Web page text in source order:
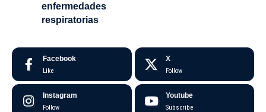
enfermedades
respiratorias
Facebook
Like
X
Follow
Instagram
Follow
Youtube
Subscribe